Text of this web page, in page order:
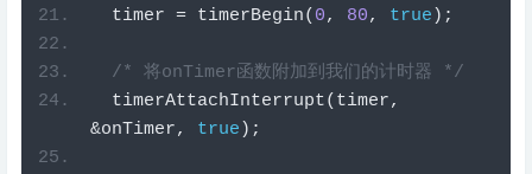
  timer
= timerBegin( 0, 80, true );
/* 将onTimer函数附加到我们的计时器 */
  timerAttachInterrupt
( timer,
&onTimer, true );